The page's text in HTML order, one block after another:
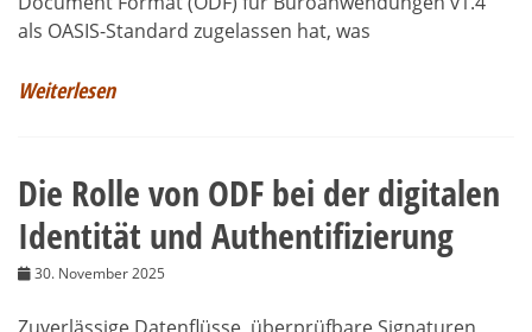
als OASIS-Standard zugelassen hat, was
Weiterlesen
Die Rolle von ODF bei der digitalen
Identität und Authentifizierung
30. November 2025